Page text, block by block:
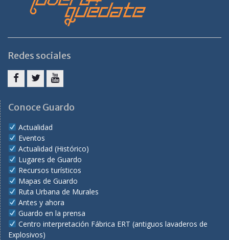
Redes sociales
Conoce Guardo
Actualidad
Eventos
Actualidad (Histórico)
Lugares de Guardo
Recursos turísticos
Mapas de Guardo
Ruta Urbana de Murales
Antes y ahora
Guardo en la prensa
Centro interpretación Fábrica ERT (antiguos lavaderos de
Explosivos)